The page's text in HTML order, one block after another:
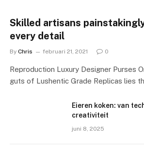
Skilled artisans
every detail
By Chris februari 21, 2021 0
Reproduction Luxury Designer Purses
guts of Lushentic Grade Replicas lies
Eieren koken: van
creativiteit
juni 8, 2025